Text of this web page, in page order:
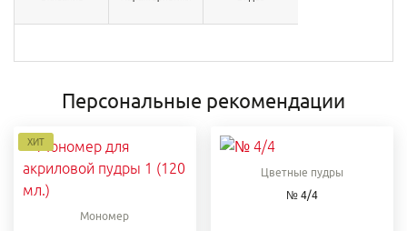
Персональные рекомендации
ХИТ
Мономер
Цветные пудры
№ 4/4